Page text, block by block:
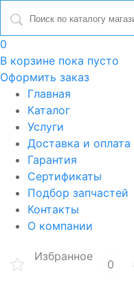
0
В корзине пока пусто
Оформить заказ
Главная
Каталог
Услуги
Доставка и оплата
Гарантия
Сертификаты
Подбор запчастей
Контакты
О компании
Избранное
0